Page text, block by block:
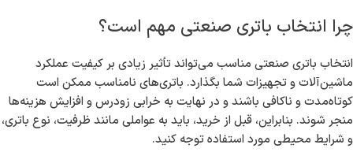
چرا انتخاب باتری صنعتی مهم است؟
انتخاب باتری صنعتی مناسب می‌تواند تأثیر زیادی بر کیفیت عملکرد
ماشین‌آلات و تجهیزات شما بگذارد. باتری‌های نامناسب ممکن است
کوتاه‌مدت و ناکافی باشند و در نهایت به خرابی زودرس و افزایش هزینه‌ها
منجر شوند. بنابراین، قبل از خرید، باید به عواملی مانند ظرفیت، نوع باتری،
و شرایط محیطی مورد استفاده توجه کنید.